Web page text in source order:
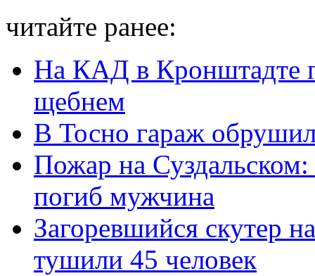
читайте ранее:
На КАД в Кронштадте
щебнем
В Тосно гараж
Пожар на
погиб мужчина
Загоревшийся скутер
тушили 45 человек